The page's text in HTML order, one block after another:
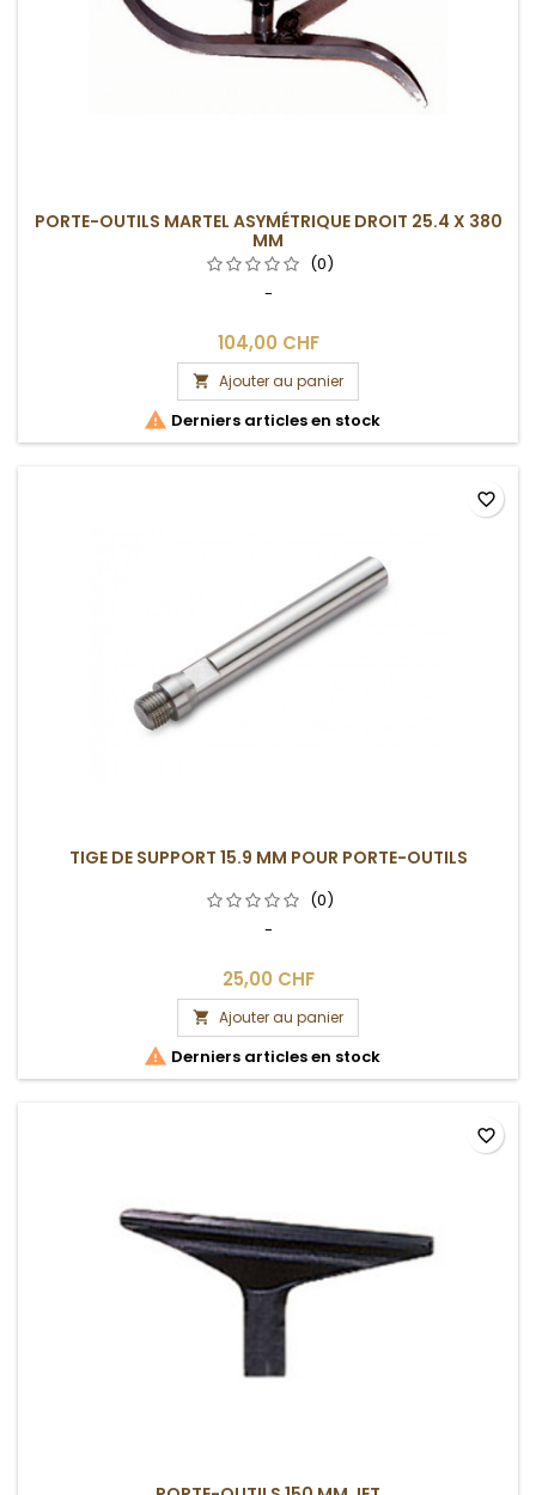
PORTE-OUTILS MARTEL ASYMÉTRIQUE DROIT 25.4 X 380
MM
(0)
-
104,00 CHF
 Ajouter au panier
 Derniers articles en stock
TIGE DE SUPPORT 15.9 MM POUR PORTE-OUTILS
(0)
-
25,00 CHF
 Ajouter au panier
 Derniers articles en stock
favorite_border
favorite_border